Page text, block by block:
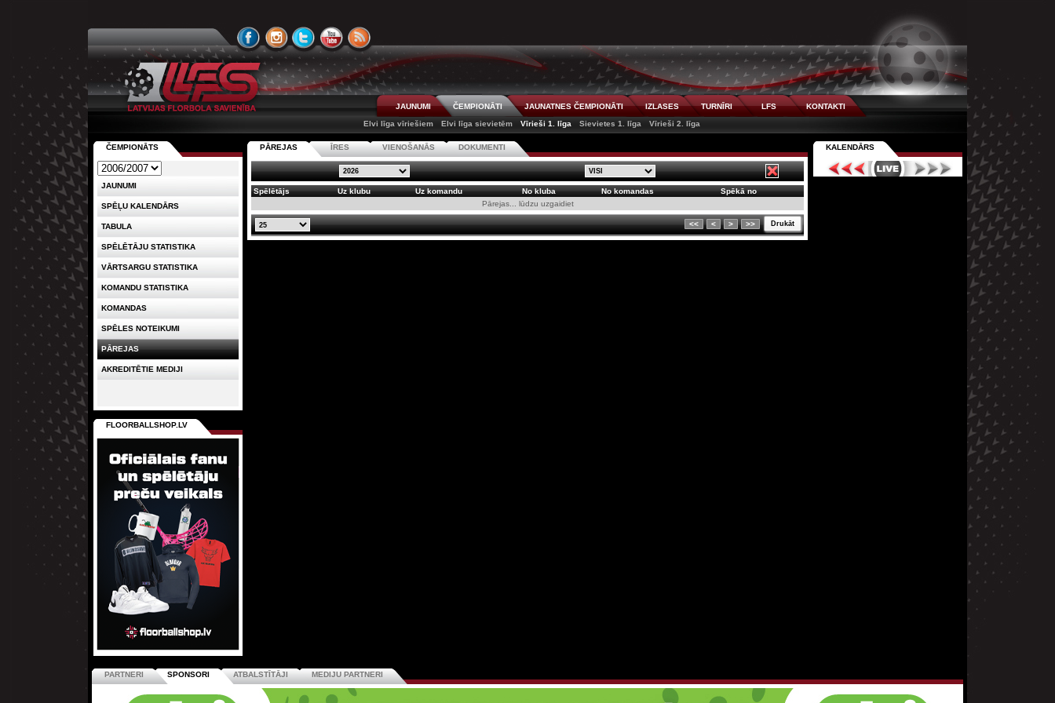
JAUNUMI ČEMPIONĀTI JAUNATNES ČEMPIONĀTI IZLASES TURNĪRI LFS
KONTAKTI
Elvi līga vīriešiem
Elvi līga sievietēm Vīrieši 1. līga Sievietes 1. līga Vīrieši 2. līga
PĀREJAS ĪRES VIENOŠANĀS DOKUMENTI
Spēlētājs Uz klubu Uz komandu No kluba No komandas
Spēkā no
Pārejas... lūdzu uzgaidiet
Drukāt
<< < > >>
ČEMPIONĀTS
JAUNUMI
SPĒĻU KALENDĀRS
TABULA
SPĒLĒTĀJU STATISTIKA
VĀRTSARGU STATISTIKA
KOMANDU STATISTIKA
KOMANDAS
SPĒLES NOTEIKUMI
PĀREJAS
AKREDITĒTIE MEDIJI
FLOORBALLSHOP.LV
KALENDĀRS
PARTNERI SPONSORI ATBALSTĪTĀJI MEDIJU PARTNERI